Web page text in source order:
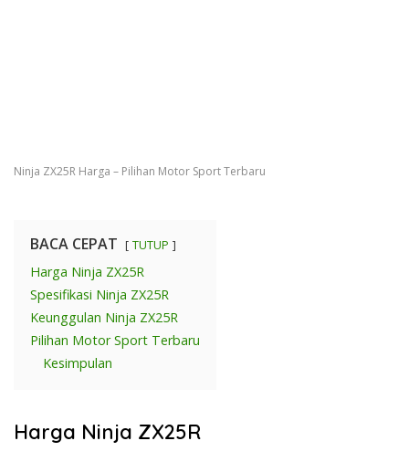
Ninja ZX25R Harga – Pilihan Motor Sport Terbaru
BACA CEPAT TUTUP
Harga Ninja ZX25R
Spesifikasi Ninja ZX25R
Keunggulan Ninja ZX25R
Pilihan Motor Sport Terbaru
Kesimpulan
Harga Ninja ZX25R